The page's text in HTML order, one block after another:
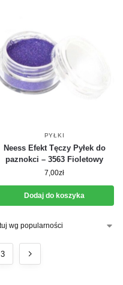
PYŁKI
Neess Efekt Tęczy Pyłek do
paznokci – 3563 Fioletowy
7,00zł
Dodaj do koszyka
3